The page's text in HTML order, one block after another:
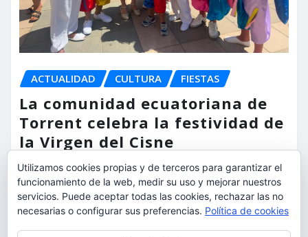
ACTUALIDAD CULTURA FIESTAS
La comunidad ecuatoriana de
Torrent celebra la festividad de
la Virgen del Cisne
torrent al dia Ago 9, 2026
Utilizamos cookies propias y de terceros para garantizar el
funcionamiento de la web, medir su uso y mejorar nuestros
servicios. Puede aceptar todas las cookies, rechazar las no
necesarias o configurar sus preferencias. Política de cookies